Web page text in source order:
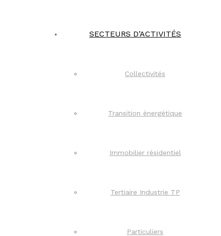
SECTEURS D’ACTIVITÉS
Collectivités
Transition énergétique
Immobilier résidentiel
Tertiaire Industrie TP
Particuliers